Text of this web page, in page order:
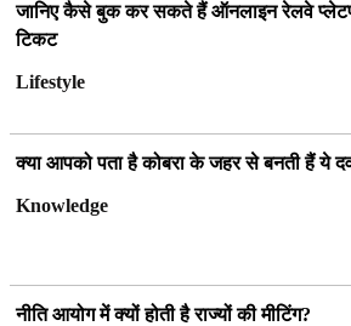
जानिए कैसे बुक कर सकते हैं ऑनलाइन रेलवे
टिकट
Lifestyle
क्या आपको पता है कोबरा के जहर से बनती हैं ये
Knowledge
नीति आयोग में क्यों होती है राज्यों की मीटिंग?